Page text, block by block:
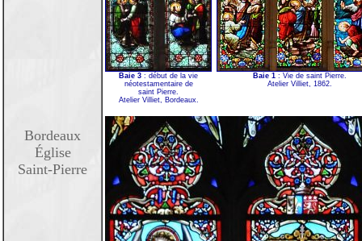
Bordeaux
Église
Saint-Pierre
Baie 3 : début de la vie
néotestamentaire de
saint Pierre.
Atelier Villiet, Bordeaux.
Baie 1: Vie de saint Pierre.
Atelier Villiet, 1862.